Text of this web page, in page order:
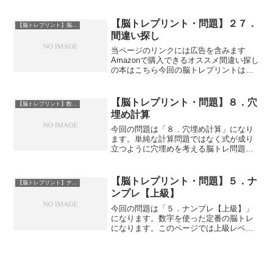
ファイルのダウンロードはサンプル画像
下にあります。ダウンロー...
【脳トレプリント・問題】２７．
間違い探し
当ページのリンクには広告を含みます
Amazonで購入できるオススメ間違い探し
の本はこちら今回の脳トレプリントは
楽しんで取り組める脳トレになります。
PDFファイルのダウン...
【脳トレプリント】数字問題
【脳トレプリント・問題】８．穴
埋め計算
今回の問題は「８．穴埋め計算」になり
ます。単純な計算問題ではなく式が成り
立つように穴埋めを考える脳トレ問題で
す。PDFファイルのダウンロードはサン
プル画像下にあります。ダ...
【脳トレプリント】ナンプレ
【脳トレプリント・問題】５．ナ
ンプレ【上級】
今回の問題は「５．ナンプレ【上級】」
になります。数字を使った定番の脳トレ
になります。このページでは上級レベル